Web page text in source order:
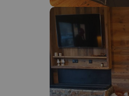
¡Vaya! Parece